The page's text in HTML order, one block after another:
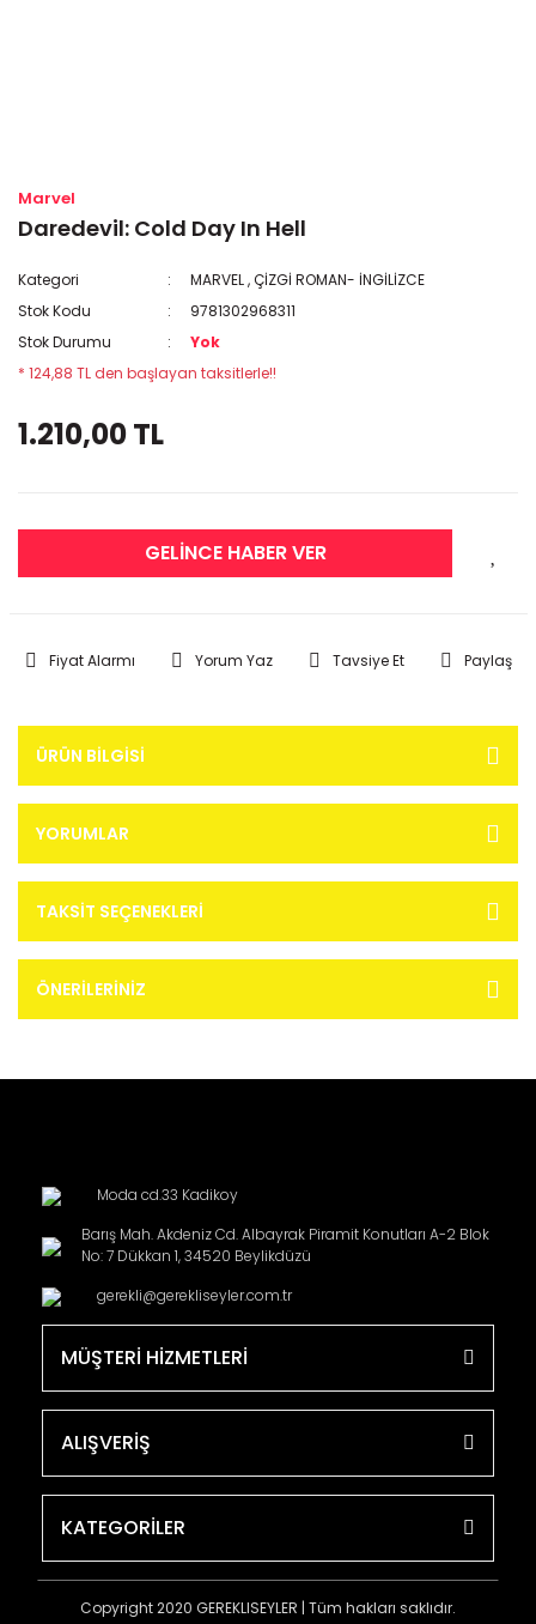
Marvel
Daredevil: Cold Day In Hell
Kategori MARVEL,ÇİZGİ ROMAN- İNGİLİZCE
Stok Kodu
9781302968311
Stok Durumu
Yok
* 124,88 TL den başlayan taksitlerle!!
1.210,00 TL
GELİNCE HABER VER
Fiyat Alarmı Yorum Yaz Tavsiye Et Paylaş
ÜRÜN BILGISI
YORUMLAR
TAKSIT SEÇENEKLERI
ÖNERILERINIZ
Moda cd.33 Kadikoy
Barış Mah. Akdeniz Cd. Albayrak Piramit Konutları A-2 Blok
No: 7 Dükkan 1, 34520 Beylikdüzü
gerekli@gerekliseyler.com.tr
MÜŞTERİ HİZMETLERİ
ALIŞVERİŞ
KATEGORİLER
Copyright 2020 GEREKLISEYLER | Tüm hakları saklıdır.